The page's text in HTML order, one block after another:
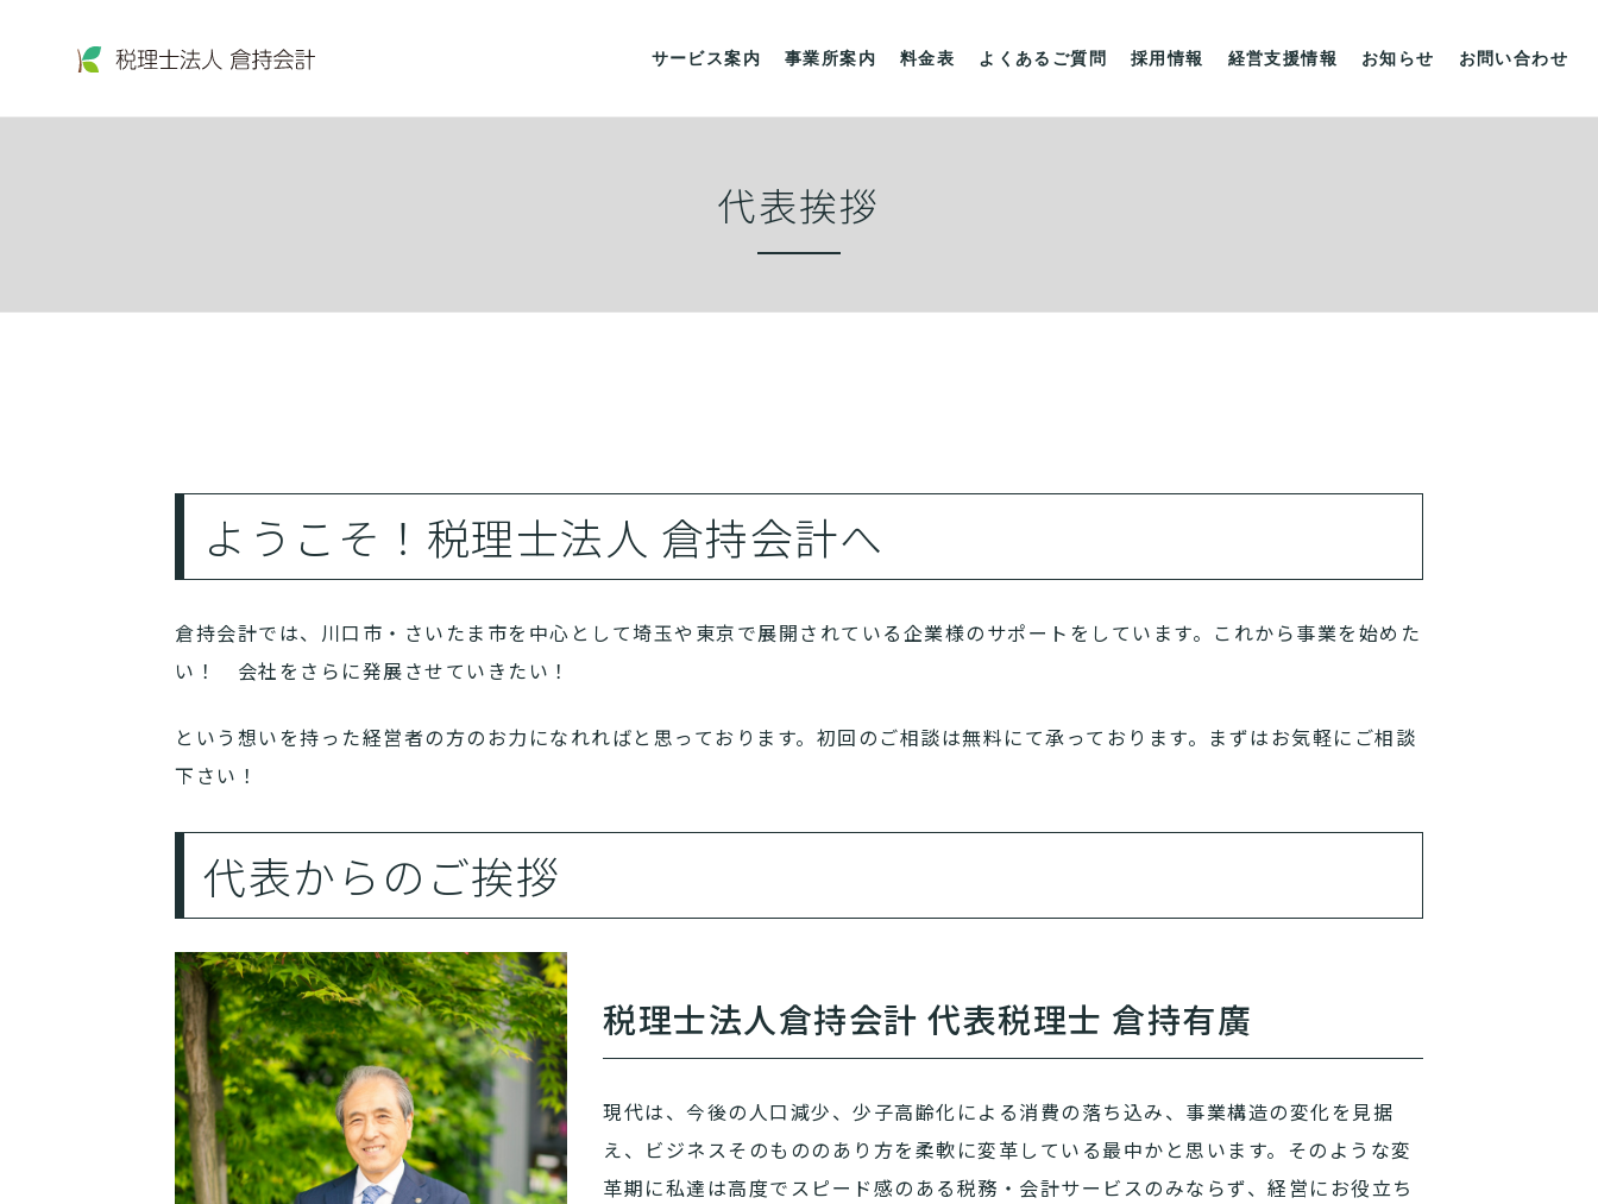
サービス案内 事業所案内 料金表 よくあるご質問 採用情報 経営支援情報 お知らせ お問い合わせ
代表挨拶
ようこそ！税理士法人 倉持会計へ
倉持会計では、川口市・さいたま市を中心として埼玉や東京で展開されている企業様のサポートをしています。これから事業を始めた
い！ 会社をさらに発展させていきたい！
という想いを持った経営者の方のお力になれればと思っております。初回のご相談は無料にて承っております。まずはお気軽にご相談
下さい！
代表からのご挨拶
税理士法人倉持会計 代表税理士 倉持有廣
現代は、今後の人口減少、少子高齢化による消費の落ち込み、事業構造の変化を見据
え、ビジネスそのもののあり方を柔軟に変革している最中かと思います。そのような変
革期に私達は高度でスピード感のある税務・会計サービスのみならず、経営にお役立ち